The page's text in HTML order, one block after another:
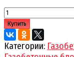
Купить
Категории: